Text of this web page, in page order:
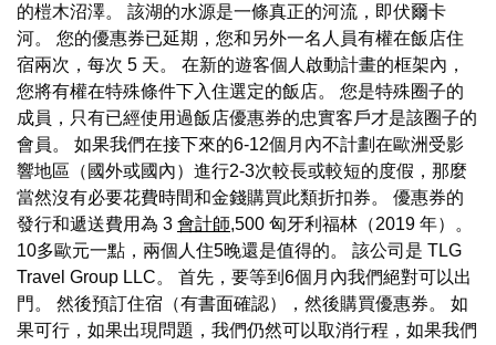
的榿木沼澤。 該湖的水源是一條真正的河流，即伏爾卡
河。 您的優惠券已延期，您和另外一名人員有權在飯店住
宿兩次，每次 5 天。 在新的遊客個人啟動計畫的框架內，
您將有權在特殊條件下入住選定的飯店。 您是特殊圈子的
成員，只有已經使用過飯店優惠券的忠實客戶才是該圈子的
會員。 如果我們在接下來的6-12個月內不計劃在歐洲受影
響地區（國外或國內）進行2-3次較長或較短的度假，那麼
當然沒有必要花費時間和金錢購買此類折扣券。 優惠券的
發行和遞送費用為 3 會計師,500 匈牙利福林（2019 年）。
10多歐元一點，兩個人住5晚還是值得的。 該公司是 TLG
Travel Group LLC。 首先，要等到6個月內我們絕對可以出
門。 然後預訂住宿（有書面確認），然後購買優惠券。 如
果可行，如果出現問題，我們仍然可以取消行程，如果我們